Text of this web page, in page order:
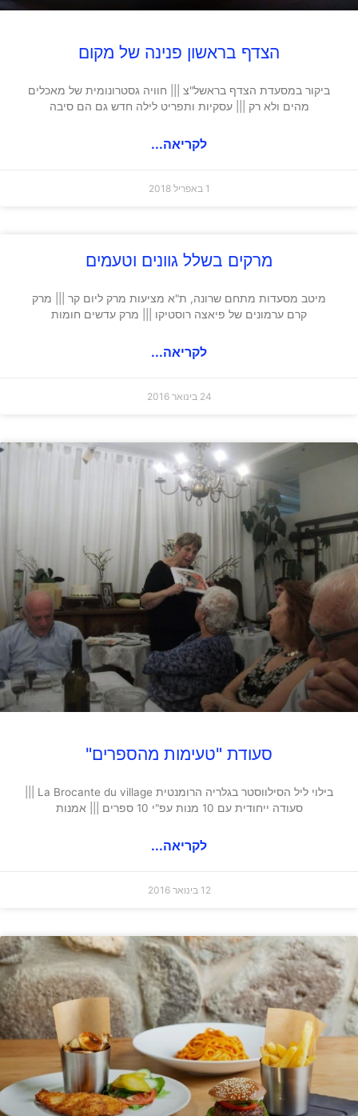
הצדף בראשון פנינה של מקום
ביקור במסעדת הצדף בראשל"צ ||| חוויה גסטרונומית של מאכלים
מהים ולא רק ||| עסקיות ותפריט לילה חדש גם הם סיבה
לקריאה...
1 באפריל 2018
מרקים בשלל גוונים וטעמים
מיטב מסעדות מתחם שרונה, ת"א מציעות מרק ליום קר ||| מרק
קרם ערמונים של פיאצה רוסטיקו ||| מרק עדשים חומות
לקריאה...
24 בינואר 2016
סעודת "טעימות מהספרים"
סעודה ייחודית עם 10 מנות עפ"י 10 ספרים ||| אמנות
לקריאה...
12 בינואר 2016